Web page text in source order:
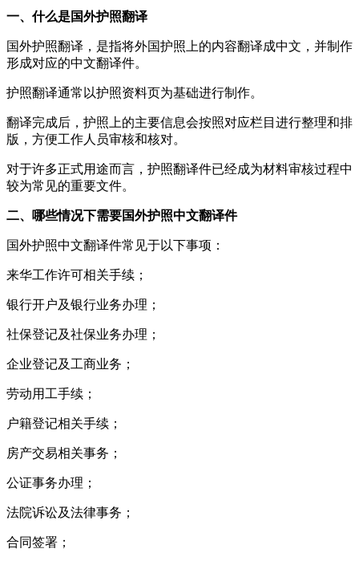
一、什么是国外护照翻译
国外护照翻译，是指将外国护照上的内容翻译成中文，并制作
形成对应的中文翻译件。
护照翻译通常以护照资料页为基础进行制作。
翻译完成后，护照上的主要信息会按照对应栏目进行整理和排
版，方便工作人员审核和核对。
对于许多正式用途而言，护照翻译件已经成为材料审核过程中
较为常见的重要文件。
二、哪些情况下需要国外护照中文翻译件
国外护照中文翻译件常见于以下事项：
来华工作许可相关手续；
银行开户及银行业务办理；
社保登记及社保业务办理；
企业登记及工商业务；
劳动用工手续；
户籍登记相关手续；
房产交易相关事务；
公证事务办理；
法院诉讼及法律事务；
合同签署；